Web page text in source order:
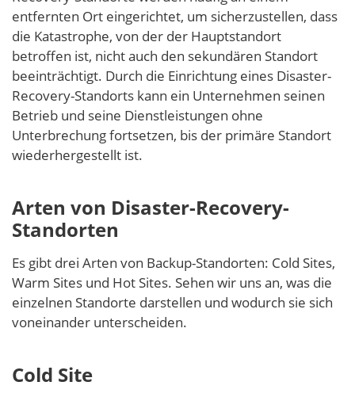
entfernten Ort eingerichtet, um sicherzustellen, dass
die Katastrophe, von der der Hauptstandort
betroffen ist, nicht auch den sekundären Standort
beeinträchtigt. Durch die Einrichtung eines Disaster-
Recovery-Standorts kann ein Unternehmen seinen
Betrieb und seine Dienstleistungen ohne
Unterbrechung fortsetzen, bis der primäre Standort
wiederhergestellt ist.
Arten von Disaster-Recovery-
Standorten
Es gibt drei Arten von Backup-Standorten: Cold Sites,
Warm Sites und Hot Sites. Sehen wir uns an, was die
einzelnen Standorte darstellen und wodurch sie sich
voneinander unterscheiden.
Cold Site